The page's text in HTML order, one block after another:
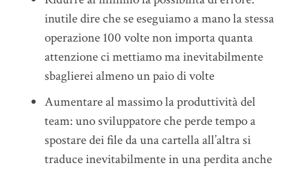
inutile dire che se eseguiamo a mano la stessa
operazione 100 volte non importa quanta
attenzione ci mettiamo ma inevitabilmente
sbaglierei almeno un paio di volte
Aumentare al massimo la produttività del
team: uno sviluppatore che perde tempo a
spostare dei file da una cartella all’altra si
traduce inevitabilmente in una perdita anche